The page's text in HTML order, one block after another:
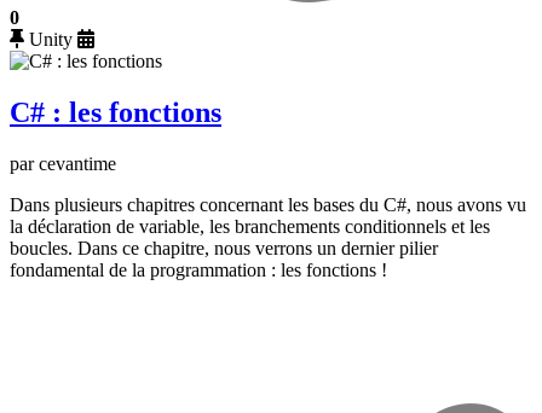
0
Unity
C# : les fonctions
par cevantime
Dans plusieurs chapitres concernant les bases du C#, nous avons vu
la déclaration de variable, les branchements conditionnels et les
boucles. Dans ce chapitre, nous verrons un dernier pilier
fondamental de la programmation : les fonctions !